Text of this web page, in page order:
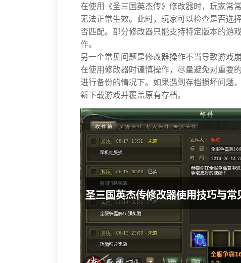
在使用《圣三国英杰传》修改器时，玩家常
无法正常生效。此时，玩家可以检查是否选
否匹配。部分修改器只能支持特定版本的游
作。
另一个常见问题是修改器操作不当导致游戏
在使用修改器时谨慎操作，尽量避免对重要
进行备份的情况下。如果遇到存档损坏问题
新下载游戏并覆盖原有存档。